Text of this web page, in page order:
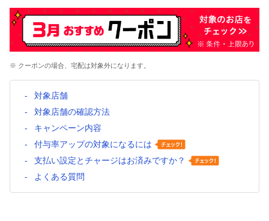
※ クーポンの場合、宅配は対象外になります。
対象店舗
対象店舗の確認方法
キャンペーン内容
付与率アップの対象になるには
支払い設定とチャージはお済みですか？
よくある質問